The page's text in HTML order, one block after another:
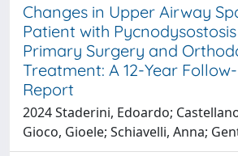
Changes in Upper Airway
Patient with
Primary Surgery and
Treatment: A 12-Year
Report
2024 Staderini, Edoardo;
Gioco, Gioele; Schiavelli, Anna;